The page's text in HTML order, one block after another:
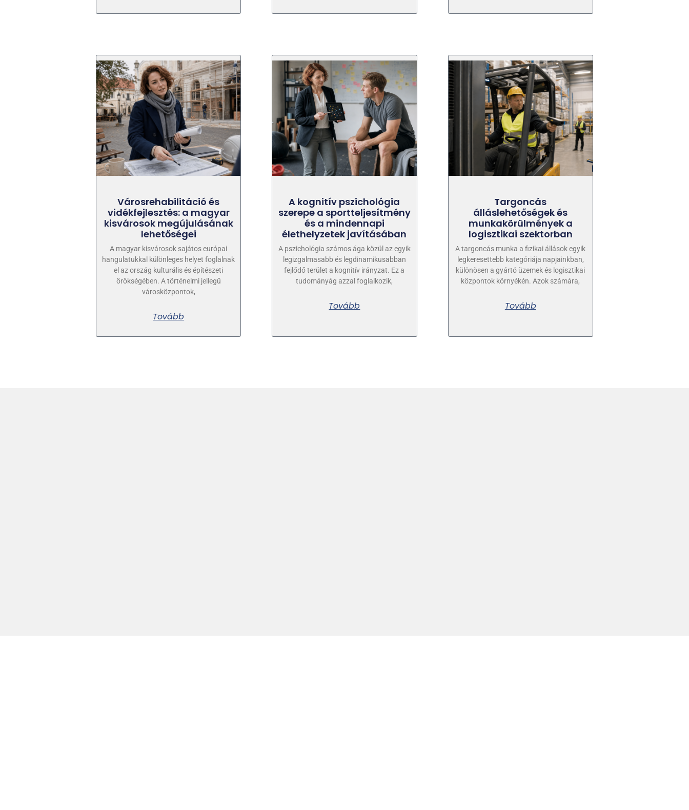
Városrehabilitáció és
vidékfejlesztés: a magyar
kisvárosok megújulásának
lehetőségei
A magyar kisvárosok sajátos európai
hangulatukkal különleges helyet foglalnak
el az ország kulturális és építészeti
örökségében. A történelmi jellegű
városközpontok,
Tovább
A kognitív pszichológia
szerepe a sportteljesítmény
és a mindennapi
élethelyzetek javításában
A pszichológia számos ága közül az egyik
legizgalmasabb és legdinamikusabban
fejlődő terület a kognitív irányzat. Ez a
tudományág azzal foglalkozik,
Tovább
Targoncás
álláslehetőségek és
munkakörülmények a
logisztikai szektorban
A targoncás munka a fizikai állások egyik
legkeresettebb kategóriája napjainkban,
különösen a gyártó üzemek és logisztikai
központok környékén. Azok számára,
Tovább